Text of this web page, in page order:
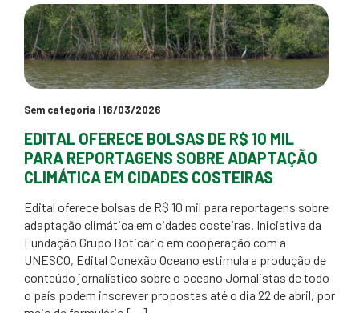
Sem categoria | 16/03/2026
EDITAL OFERECE BOLSAS DE R$ 10 MIL
PARA REPORTAGENS SOBRE ADAPTAÇÃO
CLIMÁTICA EM CIDADES COSTEIRAS
Edital oferece bolsas de R$ 10 mil para reportagens sobre
adaptação climática em cidades costeiras. Iniciativa da
Fundação Grupo Boticário em cooperação com a
UNESCO, Edital Conexão Oceano estimula a produção de
conteúdo jornalístico sobre o oceano Jornalistas de todo
o país podem inscrever propostas até o dia 22 de abril, por